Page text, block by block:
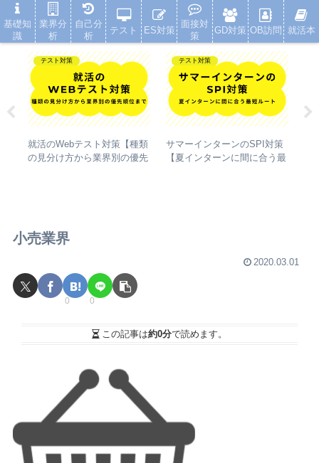
就活浪人した経験が、キャリアを変えた
テスト対策
就活のWebテスト対策【種類
の見分け方から業界別の優先
テスト対策
サマーインターンのSPI対策
【夏インターンに間に合う最
小売業界
2020.03.01
0 0
この記事は約0分で読めます。
基礎知
識
業界分
析
自己分
析
テスト ES対策
面接対
策
GD対策 OB訪問 就活本